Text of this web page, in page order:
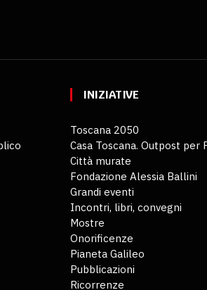
INIZIATIVE
Toscana 2050
Casa Toscana. Outpost per
Città murate
Fondazione Alessia Ballini
Grandi eventi
Incontri, libri, convegni
Mostre
Onorificenze
Pianeta Galileo
Pubblicazioni
Ricorrenze